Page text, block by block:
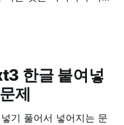
언어에 관심이 가는
한글 붙여넣
제
기 풀어서 넣어지는 문